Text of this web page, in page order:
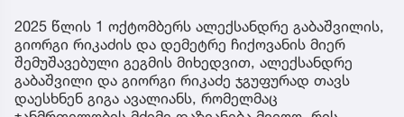
2025 წლის 1 ოქტომბერს ალექსანდრე გაბაშვილის,
გიორგი რიკაძის და დემეტრე ჩიქოვანის მიერ
შემუშავებული გეგმის მიხედვით, ალექსანდრე
გაბაშვილი და გიორგი რიკაძე ჯგუფურად თავს
დაესხნენ გიგა ავალიანს, რომელმაც